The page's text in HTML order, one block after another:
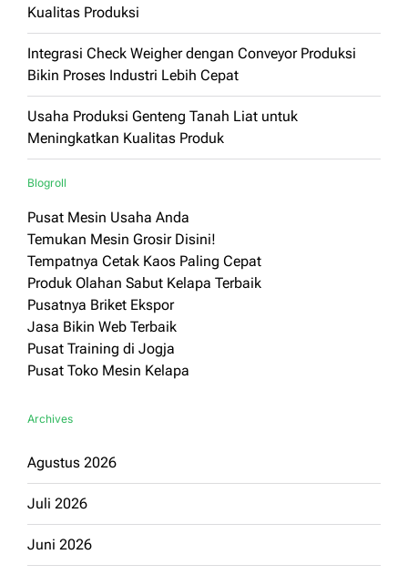
Kualitas Produksi
Integrasi Check Weigher dengan Conveyor Produksi
Bikin Proses Industri Lebih Cepat
Usaha Produksi Genteng Tanah Liat untuk
Meningkatkan Kualitas Produk
Blogroll
Pusat Mesin Usaha Anda
Temukan Mesin Grosir Disini!
Tempatnya Cetak Kaos Paling Cepat
Produk Olahan Sabut Kelapa Terbaik
Pusatnya Briket Ekspor
Jasa Bikin Web Terbaik
Pusat Training di Jogja
Pusat Toko Mesin Kelapa
Archives
Agustus 2026
Juli 2026
Juni 2026